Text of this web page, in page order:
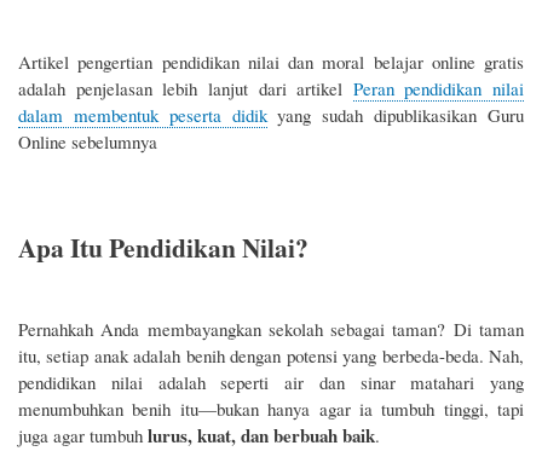
Artikel pengertian pendidikan nilai dan moral belajar online gratis
adalah penjelasan lebih lanjut dari artikel Peran pendidikan nilai
dalam membentuk peserta didikyang sudah dipublikasikan Guru
Online sebelumnya
Apa Itu Pendidikan Nilai?
Pernahkah Anda membayangkan sekolah sebagai taman? Di taman
itu, setiap anak adalah benih dengan potensi yang berbeda-beda. Nah,
pendidikan nilai adalah seperti air dan sinar matahari yang
menumbuhkan benih itu—bukan hanya agar ia tumbuh tinggi, tapi
juga agar tumbuh lurus, kuat, dan berbuah baik.